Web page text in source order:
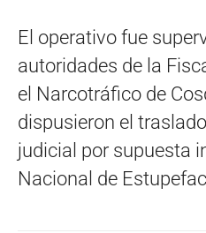
El operativo fue
autoridades de la
el Narcotráfico de
dispusieron el
judicial por supuesta
Nacional de